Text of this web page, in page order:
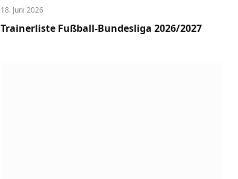
18. Juni 2026
Trainerliste Fußball-Bundesliga 2026/2027